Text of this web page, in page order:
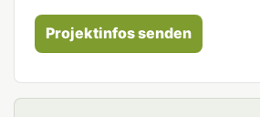
Projektinfos senden